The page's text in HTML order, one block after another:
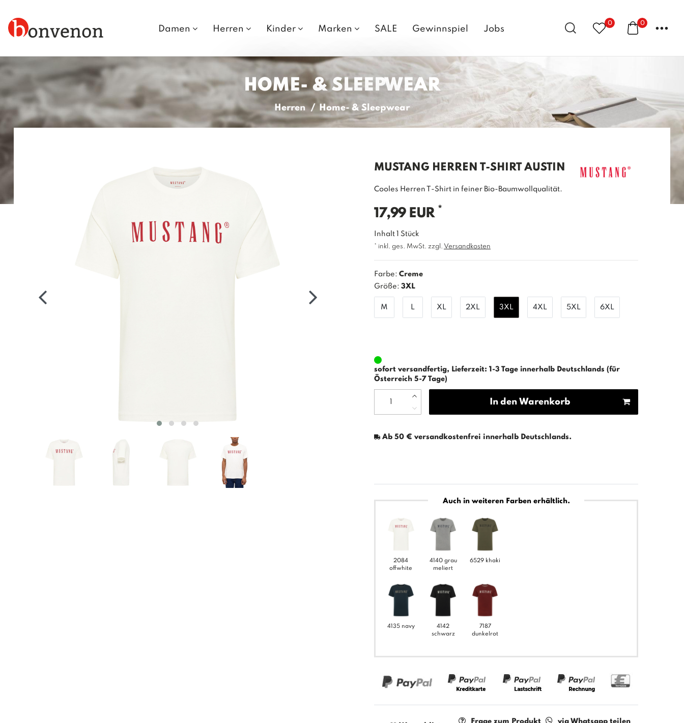
Damen Herren Kinder Marken SALE Gewinnspiel Jobs
0 0 ...
HOME- & SLEEPWEAR
Herren Home- & Sleepwear
MUSTANG HERREN T-SHIRT AUSTIN
Cooles Herren T-Shirt in feiner Bio-Baumwollqualität.
17,99 EUR *
Inhalt Stück
* inkl. ges. MwSt. zzgl. Versandkosten
Farbe: Creme
Größe: 3XL
M L XL 2XL 3XL 4XL 5XL 6XL
sofort versandfertig, Lieferzeit: 1-3 Tage innerhalb Deutschlands (für
Österreich 5-7 Tage)
In den Warenkorb
Ab 50 € versandkostenfrei innerhalb Deutschlands.
Auch in weiteren Farben erhältlich.
2084
offwhite
4135 navy
4140 grau
meliert
4142
schwarz
6529 khaki
7187
dunkelrot